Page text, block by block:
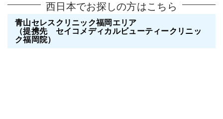
西日本でお探しの方はこちら
青山セレスクリニック福岡エリア
（提携先 セイコメディカルビューティークリニッ
ク福岡院）